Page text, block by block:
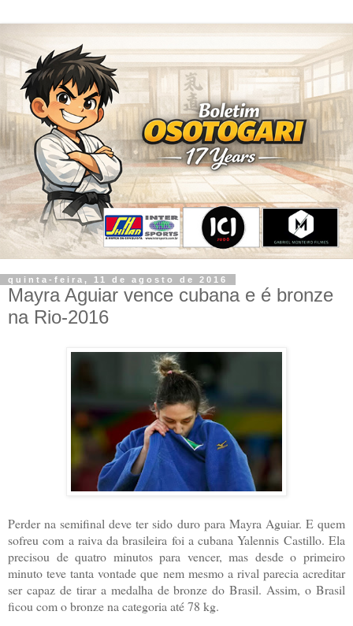
quinta-feira, 11 de agosto de 2016
Mayra Aguiar vence cubana e é bronze
na Rio-2016
Perder na semifinal deve ter sido duro para Mayra Aguiar. E quem
sofreu com a raiva da brasileira foi a cubana Yalennis Castillo. Ela
precisou de quatro minutos para vencer, mas desde o primeiro
minuto teve tanta vontade que nem mesmo a rival parecia acreditar
ser capaz de tirar a medalha de bronze do Brasil. Assim, o Brasil
ficou com o bronze na categoria até 78 kg.